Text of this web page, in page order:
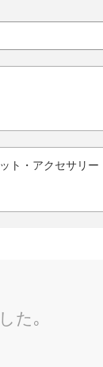
ト・アクセサリー